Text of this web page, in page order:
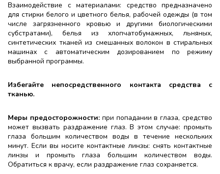
Взаимодействие с материалами: средство предназначено
для стирки белого и цветного белья, рабочей одежды (в том
числе загрязненного кровью и другими биологическими
субстратами), белья из хлопчатобумажных, льняных,
синтетических тканей из смешанных волокон в стиральных
машинах с автоматическим дозированием по режиму
выбранной программы.
Избегайте непосредственного контакта средства с
тканью.
Меры предосторожности:при попадании в глаза, средство
может вызвать раздражение глаз. В этом случае: промыть
глаза большим количеством воды в течение нескольких
минут. Если вы носите контактные линзы: снять контактные
линзы и промыть глаза большим количеством воды.
Обратиться к врачу, если раздражение глаз сохраняется.